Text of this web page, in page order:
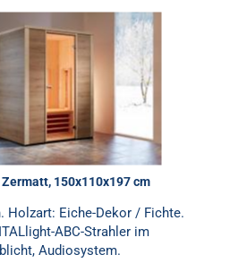
150x110x197 cm
Holzart: Eiche-Dekor / Fichte.
ABC-Strahler im
Audiosystem.